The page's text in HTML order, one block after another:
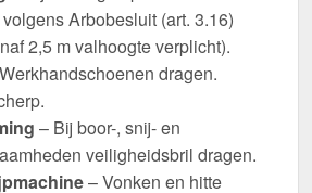
Arbobesluit (art. 3.16)
2,5 m valhoogte verplicht).
dragen.
– Bij boor-, snij- en
veiligheidsbril dragen.
– Vonken en hitte